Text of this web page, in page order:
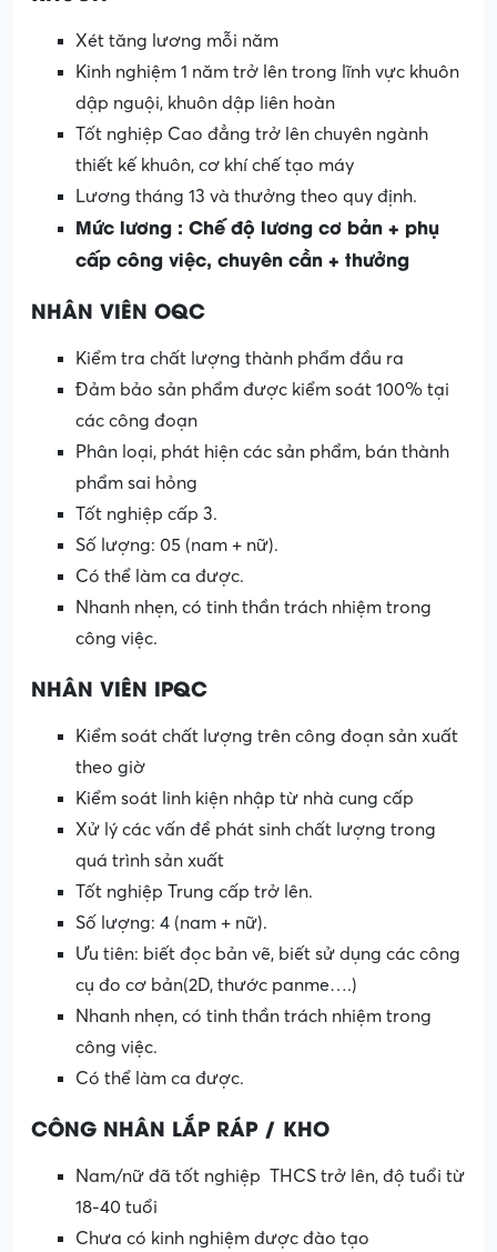
Xét tăng lương mỗi năm
Kinh nghiệm 1 năm trở lên trong lĩnh vực khuôn
dập nguội, khuôn dập liên hoàn
Tốt nghiệp Cao đẳng trở lên chuyên ngành
thiết kế khuôn, cơ khí chế tạo máy
Lương tháng 13 và thưởng theo quy định.
Mức lương : Chế độ lương cơ bản + phụ
cấp công việc, chuyên cần + thưởng
NHÂN VIÊN OQC
Kiểm tra chất lượng thành phẩm đầu ra
Đảm bảo sản phẩm được kiểm soát 100% tại
các công đoạn
Phân loại, phát hiện các sản phẩm, bán thành
phẩm sai hỏng
Tốt nghiệp cấp 3.
Số lượng: 05 (nam + nữ).
Có thể làm ca được.
Nhanh nhẹn, có tinh thần trách nhiệm trong
công việc.
NHÂN VIÊN IPQC
Kiểm soát chất lượng trên công đoạn sản xuất
theo giờ
Kiểm soát linh kiện nhập từ nhà cung cấp
Xử lý các vấn đề phát sinh chất lượng trong
quá trình sản xuất
Tốt nghiệp Trung cấp trở lên.
Số lượng: 4 (nam + nữ).
Ưu tiên: biết đọc bản vẽ, biết sử dụng các công
cụ đo cơ bản(2D, thước panme….)
Nhanh nhẹn, có tinh thần trách nhiệm trong
công việc.
Có thể làm ca được.
CÔNG NHÂN LẮP RÁP / KHO
Nam/nữ đã tốt nghiệp THCS trở lên, độ tuổi từ
18-40 tuổi
Chưa có kinh nghiệm được đào tạo